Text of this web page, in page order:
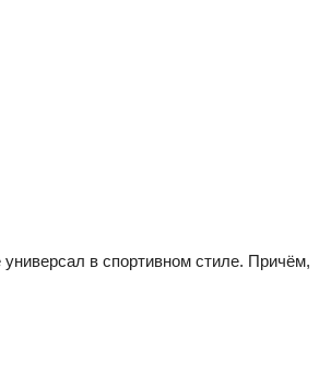
в спортивном стиле. Причём,